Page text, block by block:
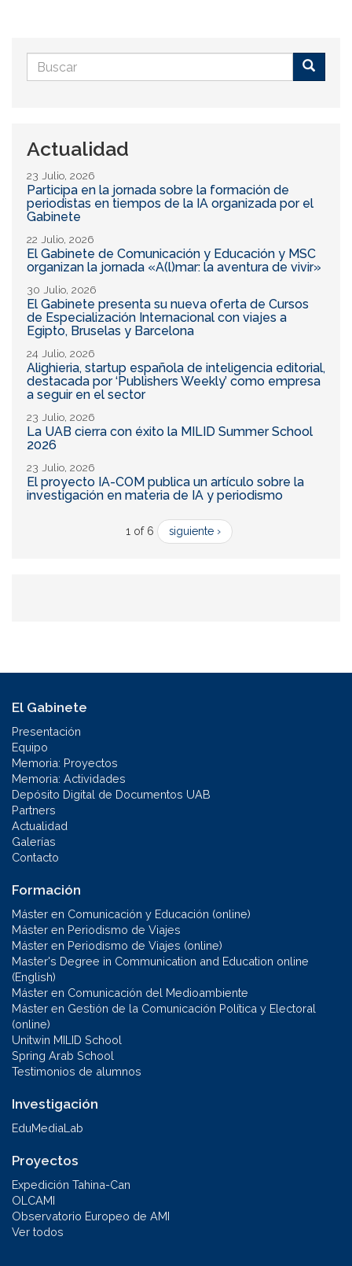
Formulario
de
Actualidad
23 Julio, 2026
Participa en la jornada sobre la formación de
periodistas en tiempos de la IA organizada por el
Gabinete
22 Julio, 2026
El Gabinete de Comunicación y Educación y MSC
organizan la jornada «A(l)mar: la aventura de vivir»
30 Julio, 2026
El Gabinete presenta su nueva oferta de Cursos
de Especialización Internacional con viajes a
Egipto, Bruselas y Barcelona
24 Julio, 2026
Alighieria, startup española de inteligencia editorial,
destacada por ‘Publishers Weekly’ como empresa
a seguir en el sector
23 Julio, 2026
La UAB cierra con éxito la MILID Summer School
2026
23 Julio, 2026
El proyecto IA-COM publica un artículo sobre la
investigación en materia de IA y periodismo
1 of 6 siguiente ›
El Gabinete
Presentación
Equipo
Memoria: Proyectos
Memoria: Actividades
Depósito Digital de Documentos UAB
Partners
Actualidad
Galerías
Contacto
Formación
Máster en Comunicación y Educación (online)
Máster en Periodismo de Viajes
Máster en Periodismo de Viajes (online)
Master's Degree in Communication and Education online
(English)
Máster en Comunicación del Medioambiente
Máster en Gestión de la Comunicación Política y Electoral
(online)
Unitwin MILID School
Spring Arab School
Testimonios de alumnos
Investigación
EduMediaLab
Proyectos
Expedición Tahina-Can
OLCAMI
Observatorio Europeo de AMI
Ver todos